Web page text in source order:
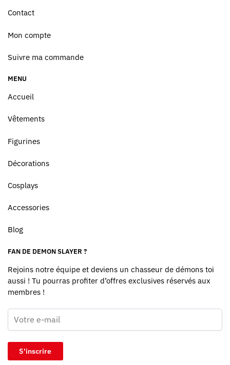
Contact
Mon compte
Suivre ma commande
MENU
Accueil
Vêtements
Figurines
Décorations
Cosplays
Accessories
Blog
FAN DE DEMON SLAYER ?
Rejoins notre équipe et deviens un chasseur de démons toi
aussi ! Tu pourras profiter d’offres exclusives réservés aux
membres !